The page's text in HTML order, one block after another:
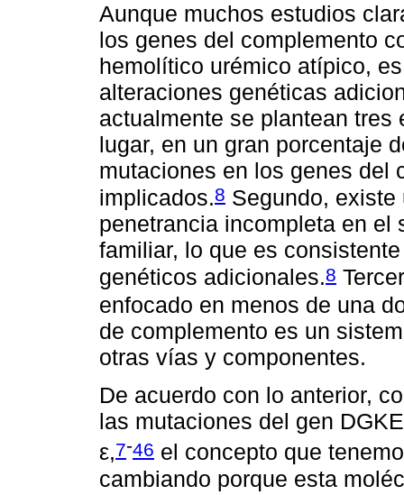
Aunque muchos estudios
los genes del complemento
hemolítico urémico atípico,
alteraciones genéticas
actualmente se plantean
lugar, en un gran porcentaje
mutaciones en los genes del
implicados.8 Segundo,
penetrancia incompleta en
familiar, lo que es
genéticos adicionales.8
enfocado en menos de una
de complemento es un
otras vías y componentes.
De acuerdo con lo anterior,
las mutaciones del gen
ε,7-46 el concepto que
cambiando porque esta